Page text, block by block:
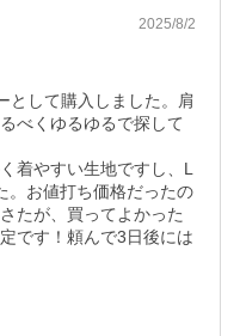
2025/8/2
として購入しました。肩
べくゆるゆるで探して
着やすい生地ですし、L
。お値打ち価格だったの
たが、買ってよかった
です！頼んで3日後には